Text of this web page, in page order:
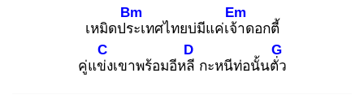
เหมิดประ
Bm
เทศไทยบ่มีแค่เจ้า
Em
ดอกตี้
คู่แข่ง
C
เขาพร้อมอีหลี
D
กะหนีท่อนั้นตั่ว
G